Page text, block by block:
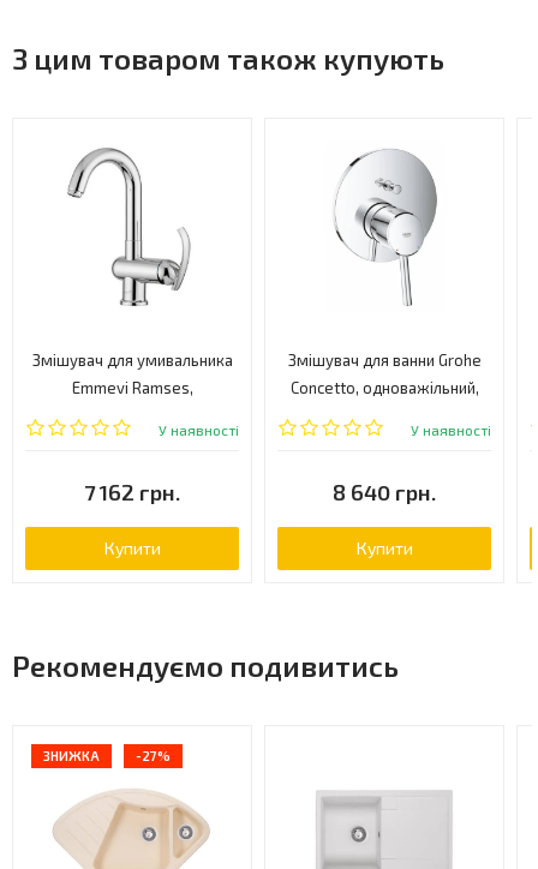
З цим товаром також купують
Змішувач для умивальника
Emmevi Ramses,
одноважільний, хром
У наявності
7 162 грн.
Купити
Змішувач для ванни Grohe
Concetto, одноважільний,
хром (24054001)
У наявності
8 640 грн.
Купити
Рекомендуємо подивитись
ЗНИЖКА -27%